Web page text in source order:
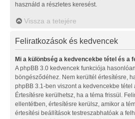
használd a részletes keresést.
Vissza a tetejére
Feliratkozások és kedvencek
Mi a különbség a kedvencekbe tétel és a
A phpBB 3.0 kedvencek funkciója
böngésződéhez. Nem kerültél értesítésre,
phpBB 3.1-ben viszont a kedvencekbe tétel
Értesítésre kerülhetsz, ha a téma frissül.
ellentétben, értesítésre kerülsz, amikor a
értesítési beállítások testreszabhatóak a